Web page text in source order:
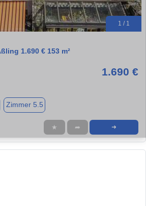
1 / 1
1.690 € 153 m²
1.690 €
Zimmer 5.5
★ ➦ ➜